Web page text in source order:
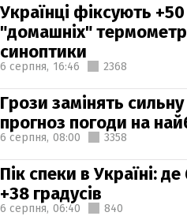
Українці фіксують +50
"домашніх"
синоптики
6 серпня, 16:46 2368
Грози замінять
прогноз погоди на
6 серпня, 08:00 3358
Пік спеки в Україні:
+38 градусів
6 серпня, 06:40 840